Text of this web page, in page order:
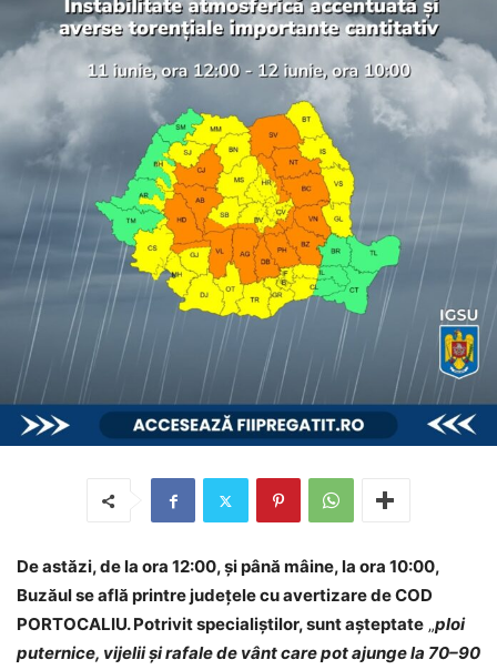
De astăzi, de la ora 12:00, și până mâine, la ora 10:00,
Buzăul se află printre județele cu avertizare de COD
PORTOCALIU. Potrivit specialiștilor, sunt așteptate „ploi
puternice, vijelii și rafale de vânt care pot ajunge la 70–90